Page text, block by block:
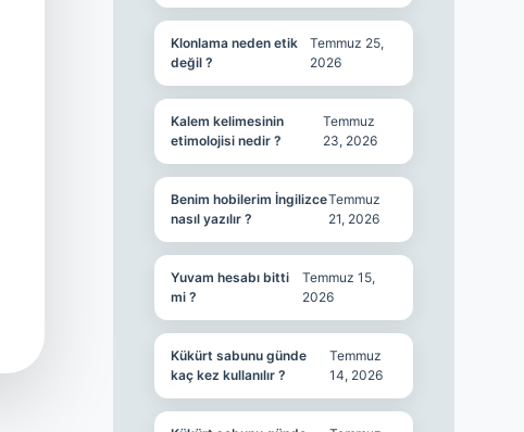
Klonlama neden etik
değil ?
Temmuz 25,
2026
Kalem kelimesinin
etimolojisi nedir ?
Temmuz
23, 2026
Benim hobilerim İngilizce
nasıl yazılır ?
Temmuz
21, 2026
Yuvam hesabı bitti
mi ?
Temmuz 15,
2026
Kükürt sabunu günde
kaç kez kullanılır ?
Temmuz
14, 2026